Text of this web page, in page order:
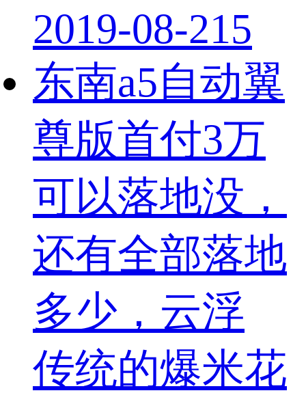
2019-08-215
东南a5自动翼
尊版首付3万
可以落地没，
还有全部落地
多少，云浮
传统的爆米花